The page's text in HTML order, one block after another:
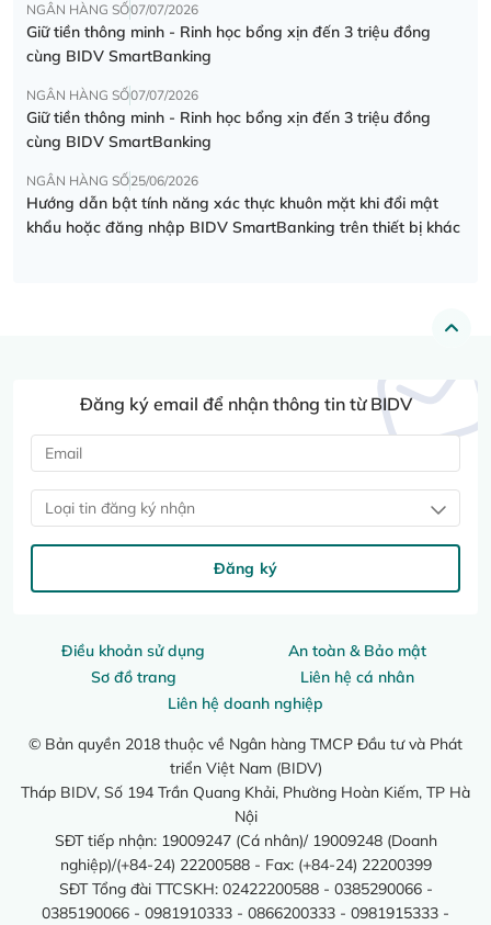
NGÂN HÀNG SỐ07/07/2026
Giữ tiền thông minh - Rinh học bổng xịn đến 3 triệu đồng
cùng BIDV SmartBanking
NGÂN HÀNG SỐ07/07/2026
Giữ tiền thông minh - Rinh học bổng xịn đến 3 triệu đồng
cùng BIDV SmartBanking
NGÂN HÀNG SỐ25/06/2026
Hướng dẫn bật tính năng xác thực khuôn mặt khi đổi mật
khẩu hoặc đăng nhập BIDV SmartBanking trên thiết bị khác
Điều khoản sử dụng
An toàn & Bảo mật
Sơ đồ trang
Liên hệ cá nhân
Liên hệ doanh nghiệp
© Bản quyền 2018 thuộc về Ngân hàng TMCP Đầu tư và Phát
triển Việt Nam (BIDV)
Tháp BIDV, Số 194 Trần Quang Khải, Phường Hoàn Kiếm, TP Hà
Nội
SĐT tiếp nhận: 19009247 (Cá nhân)/ 19009248 (Doanh
nghiệp)/(+84-24) 22200588 - Fax: (+84-24) 22200399
SĐT Tổng đài TTCSKH: 02422200588 - 0385290066 -
0385190066 - 0981910333 - 0866200333 - 0981915333 -
Đăng ký email để nhận thông tin từ BIDV
Loại tin đăng ký nhận
Đăng ký